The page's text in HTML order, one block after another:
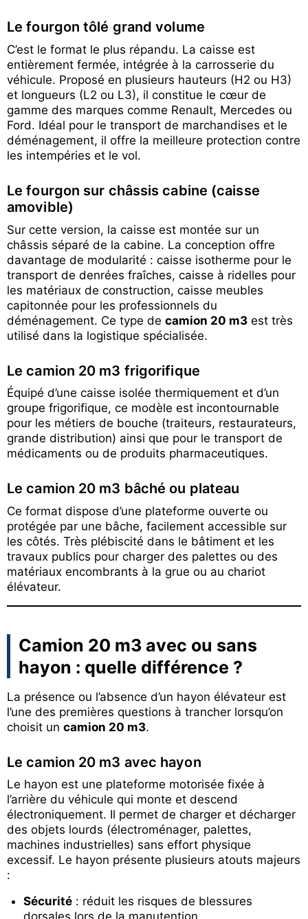
Le fourgon tôlé grand volume
C’est le format le plus répandu. La caisse est
entièrement fermée, intégrée à la carrosserie du
véhicule. Proposé en plusieurs hauteurs (H2 ou H3)
et longueurs (L2 ou L3), il constitue le cœur de
gamme des marques comme Renault, Mercedes ou
Ford. Idéal pour le transport de marchandises et le
déménagement, il offre la meilleure protection contre
les intempéries et le vol.
Le fourgon sur châssis cabine (caisse
amovible)
Sur cette version, la caisse est montée sur un
châssis séparé de la cabine. La conception offre
davantage de modularité : caisse isotherme pour le
transport de denrées fraîches, caisse à ridelles pour
les matériaux de construction, caisse meubles
capitonnée pour les professionnels du
déménagement. Ce type de camion 20 m3 est très
utilisé dans la logistique spécialisée.
Le camion 20 m3 frigorifique
Équipé d’une caisse isolée thermiquement et d’un
groupe frigorifique, ce modèle est incontournable
pour les métiers de bouche (traiteurs, restaurateurs,
grande distribution) ainsi que pour le transport de
médicaments ou de produits pharmaceutiques.
Le camion 20 m3 bâché ou plateau
Ce format dispose d’une plateforme ouverte ou
protégée par une bâche, facilement accessible sur
les côtés. Très plébiscité dans le bâtiment et les
travaux publics pour charger des palettes ou des
matériaux encombrants à la grue ou au chariot
élévateur.
Camion 20 m3 avec ou sans
hayon : quelle différence ?
La présence ou l’absence d’un hayon élévateur est
l’une des premières questions à trancher lorsqu’on
choisit un camion 20 m3.
Le camion 20 m3 avec hayon
Le hayon est une plateforme motorisée fixée à
l’arrière du véhicule qui monte et descend
électroniquement. Il permet de charger et décharger
des objets lourds (électroménager, palettes,
machines industrielles) sans effort physique
excessif. Le hayon présente plusieurs atouts majeurs
:
Sécurité : réduit les risques de blessures